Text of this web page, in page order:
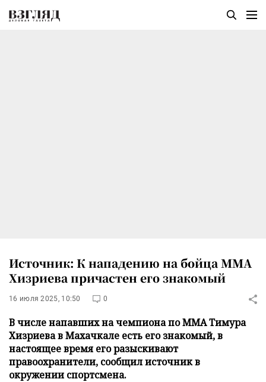
Источник: К нападению на бойца ММА
Хизриева причастен его знакомый
16 июля 2025, 10:50 0
В числе напавших на чемпиона по ММА Тимура
Хизриева в Махачкале есть его знакомый, в
настоящее время его разыскивают
правоохранители, сообщил источник в
окружении спортсмена.